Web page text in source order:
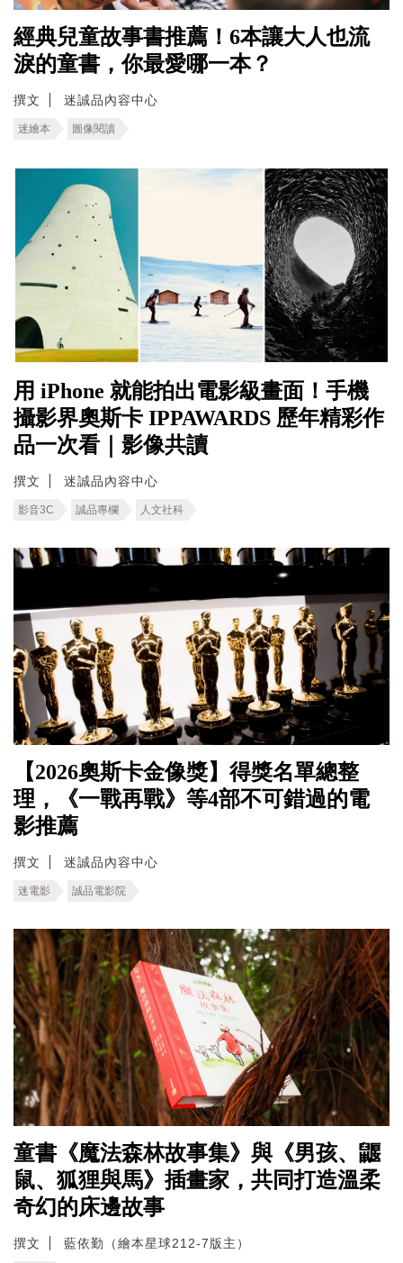
經典兒童故事書推薦！6本讓大人也流
淚的童書，你最愛哪一本？
撰文 迷誠品內容中心
迷繪本 圖像閱讀
用 iPhone 就能拍出電影級畫面！手機
攝影界奧斯卡 IPPAWARDS 歷年精彩作
品一次看｜影像共讀
撰文 迷誠品內容中心
影音3C 誠品專欄 人文社科
【2026奧斯卡金像獎】得獎名單總整
理，《一戰再戰》等4部不可錯過的電
影推薦
撰文 迷誠品內容中心
迷電影 誠品電影院
童書《魔法森林故事集》與《男孩、鼴
鼠、狐狸與馬》插畫家，共同打造溫柔
奇幻的床邊故事
撰文 藍依勤（繪本星球212-7版主）